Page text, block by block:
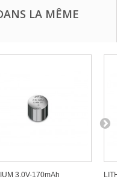
LA MÊME
3.0V-170mAh